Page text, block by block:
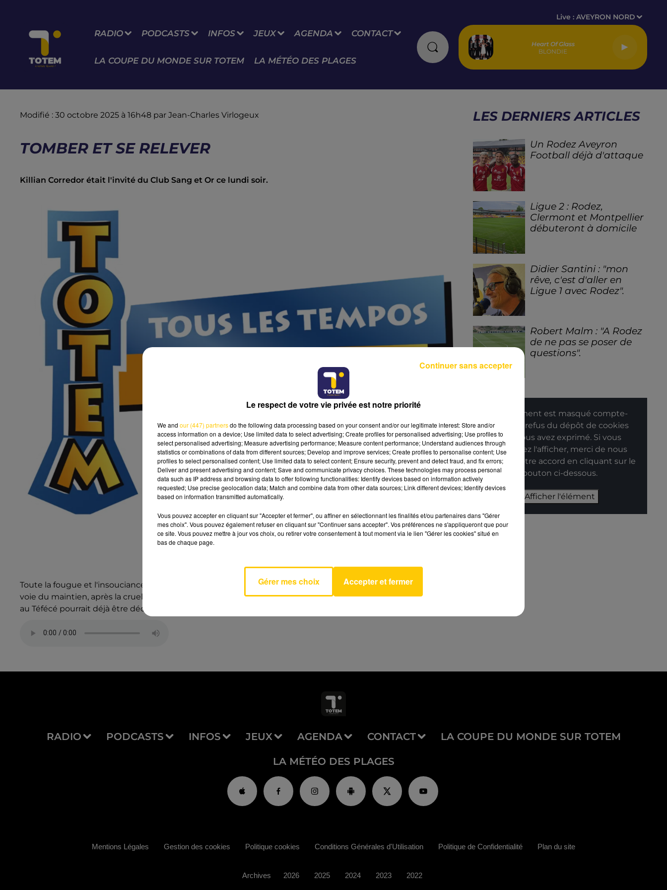
RADIO PODCASTS INFOS JEUX AGENDA CONTACT
LA COUPE DU MONDE SUR TOTEM LA MÉTÉO DES PLAGES
Live :AVEYRON NORD
Heart Of Glass
BLONDIE
Modifié : 30 octobre 2025 à 16h48 par Jean-Charles Virlogeux
TOMBER ET SE RELEVER
Killian Corredor était l'invité du Club Sang et Or ce lundi soir.
Toute la fougue et l'insouciance du jeune attaquant ne seront pas de trop pour mener les Sang et Or sur la
voie du maintien, après la cruelle défaite concédée à Nîmes ce week-end. Le match de lundi prochain face
au Téfécé pourrait déjà être décisif. Etat des lieux et moral des troupes, à réécouter en intégralité ici
LES DERNIERS ARTICLES
Un Rodez Aveyron
Football déjà d'attaque
Ligue 2 : Rodez,
Clermont et Montpellier
débuteront à domicile
Didier Santini : "mon
rêve, c'est d'aller en
Ligue 1 avec Rodez".
Robert Malm : "A Rodez
de ne pas se poser de
questions".
Cet élément est masqué compte-
tenu du refus du dépôt de cookies
que vous avez exprimé. Si vous
souhaitez l'afficher, merci de nous
donner votre accord en cliquant sur le
bouton ci-dessous.
Afficher l'élément
RADIO PODCASTS INFOS JEUX AGENDA CONTACT LA COUPE DU MONDE SUR TOTEM
LA MÉTÉO DES PLAGES
Mentions Légales Gestion des cookies Politique cookies Conditions Générales d'Utilisation Politique de Confidentialité Plan du site
Archives 2026 2025 2024 2023 2022
Le respect de votre vie privée est notre priorité
We and our (447) partnersdo the following data processing based on your consent and/or our legitimate interest: Store and/or
access information on a device; Use limited data to select advertising; Create profiles for personalised advertising; Use profiles to
select personalised advertising; Measure advertising performance; Measure content performance; Understand audiences through
statistics or combinations of data from different sources; Develop and improve services; Create profiles to personalise content; Use
profiles to select personalised content; Use limited data to select content; Ensure security, prevent and detect fraud, and fix errors;
Deliver and present advertising and content; Save and communicate privacy choices. These technologies may process personal
data such as IP address and browsing data to offer following functionalities: Identify devices based on information actively
requested; Use precise geolocation data; Match and combine data from other data sources; Link different devices; Identify devices
based on information transmitted automatically.
Vous pouvez accepter en cliquant sur "Accepter et fermer", ou affiner en sélectionnant les finalités et/ou partenaires dans "Gérer
mes choix". Vous pouvez également refuser en cliquant sur "Continuer sans accepter". Vos préférences ne s'appliqueront que pour
ce site. Vous pouvez mettre à jour vos choix, ou retirer votre consentement à tout moment via le lien "Gérer les cookies" situé en
bas de chaque page.
Gérer mes choix Accepter et fermer
Continuer sans accepter